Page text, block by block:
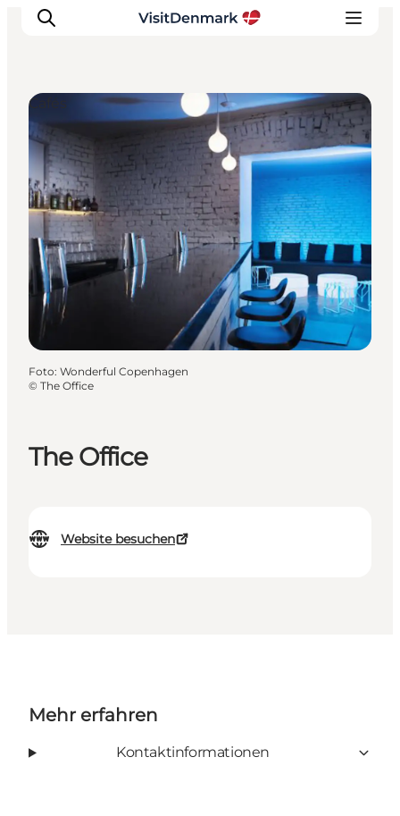
Inspiration
Regionen
Erlebnisse
Unterkünfte
Reiseplanung
The Office
Website besuchen
Cafés
Foto: Wonderful Copenhagen
© The Office
Mehr erfahren
Kontaktinformationen